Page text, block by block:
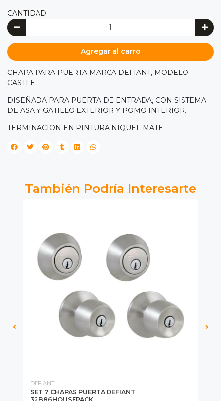
CANTIDAD
Agregar al carro
CHAPA PARA PUERTA MARCA DEFIANT, MODELO
CASTLE.
DISEÑADA PARA PUERTA DE ENTRADA, CON SISTEMA
DE ASA Y GATILLO EXTERIOR Y POMO INTERIOR.
TERMINACION EN PINTURA NIQUEL MATE.
También Podría Interesarte
DEFIANT
SET 7 CHAPAS PUERTA DEFIANT
32B86HOUSEPACK